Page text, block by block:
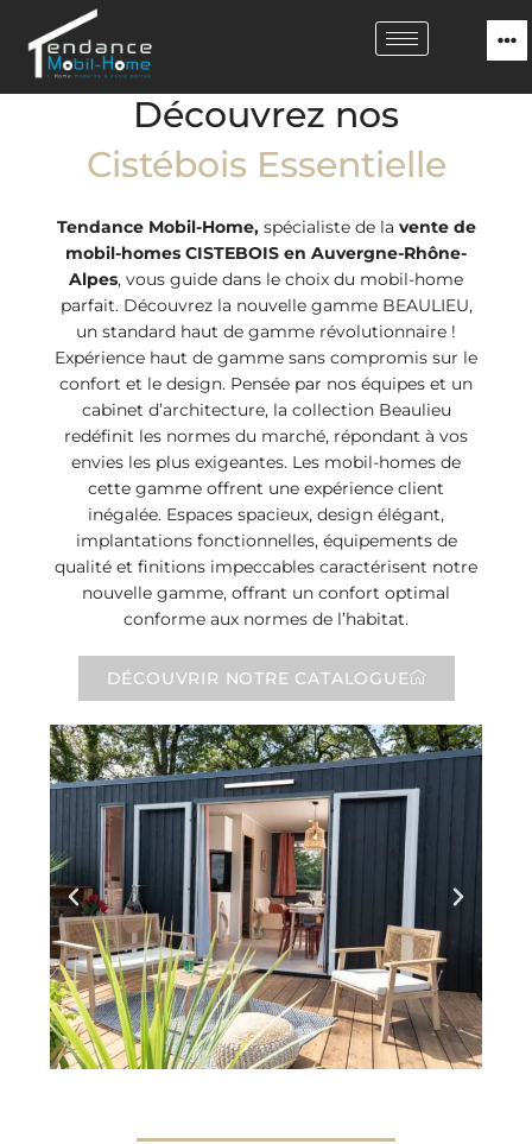
Découvrez nos
Cistébois Essentielle
Tendance Mobil-Home,spécialiste de la vente de
mobil-homes CISTEBOIS en Auvergne-Rhône-
Alpes, vous guide dans le choix du mobil-home
parfait. Découvrez la nouvelle gamme BEAULIEU,
un standard haut de gamme révolutionnaire !
Expérience haut de gamme sans compromis sur le
confort et le design. Pensée par nos équipes et un
cabinet d’architecture, la collection Beaulieu
redéfinit les normes du marché, répondant à vos
envies les plus exigeantes. Les mobil-homes de
cette gamme offrent une expérience client
inégalée. Espaces spacieux, design élégant,
implantations fonctionnelles, équipements de
qualité et finitions impeccables caractérisent notre
nouvelle gamme, offrant un confort optimal
conforme aux normes de l’habitat.
DÉCOUVRIR NOTRE CATALOGUE